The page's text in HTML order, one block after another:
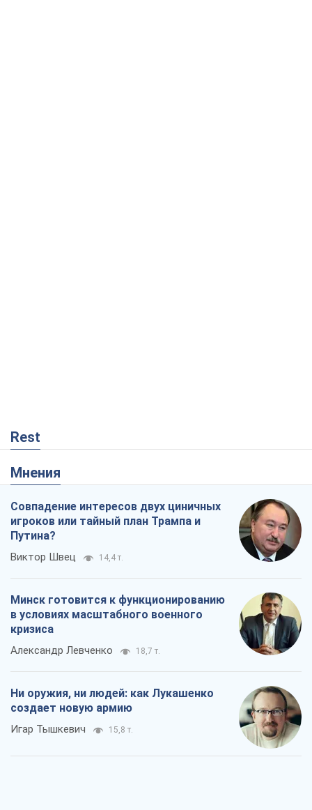
Rest
Мнения
Совпадение интересов двух циничных
игроков или тайный план Трампа и
Путина?
Виктор Швец 14,4 т.
Минск готовится к функционированию
в условиях масштабного военного
кризиса
Александр Левченко 18,7 т.
Ни оружия, ни людей: как Лукашенко
создает новую армию
Игар Тышкевич 15,8 т.